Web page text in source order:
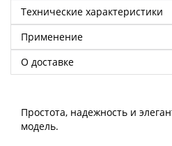
Технические характеристики
Применение
О доставке
Простота, надежность и
модель.